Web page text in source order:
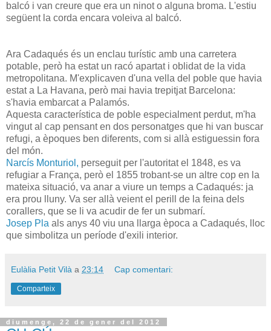
balcó i van creure que era un ninot o alguna broma. L'estiu
següent la corda encara voleiva al balcó.
Ara Cadaqués és un enclau turístic amb una carretera
potable, però ha estat un racó apartat i oblidat de la vida
metropolitana. M'explicaven d'una vella del poble que havia
estat a La Havana, però mai havia trepitjat Barcelona:
s'havia embarcat a Palamós.
Aquesta característica de poble especialment perdut, m'ha
vingut al cap pensant en dos personatges que hi van buscar
refugi, a èpoques ben diferents, com si allà estiguessin fora
del món.
Narcís Monturiol, perseguit per l'autoritat el 1848, es va
refugiar a França, però el 1855 trobant-se un altre cop en la
mateixa situació, va anar a viure un temps a Cadaqués: ja
era prou lluny. Va ser allà veient el perill de la feina dels
corallers, que se li va acudir de fer un submarí.
Josep Pla als anys 40 viu una llarga època a Cadaqués, lloc
que simbolitza un període d'exili interior.
Eulàlia Petit Vilà a 23:14 Cap comentari:
Comparteix
diumenge, 22 de gener del 2012